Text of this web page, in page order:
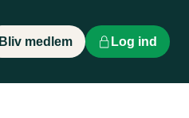
Bliv medlem Log ind